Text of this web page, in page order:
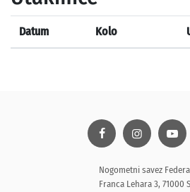
Datum Kolo
Nogometni savez
Franca Lehara 3, 71000